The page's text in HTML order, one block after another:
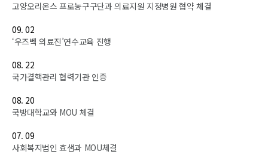
고양오리온스 프로농구구단과 의료지원 지정병원 협약 체결
09. 02
‘우즈벡 의료진’연수교육 진행
08. 22
국가결핵관리 협력기관 인증
08. 20
국방대학교와 MOU 체결
07. 09
사회복지법인 효샘과 MOU체결